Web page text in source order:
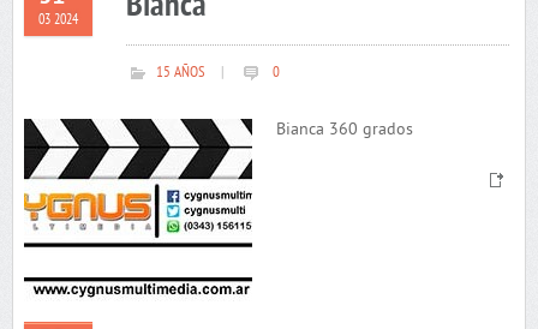
03 2024
15 AÑOS 0
Bianca 360 grados